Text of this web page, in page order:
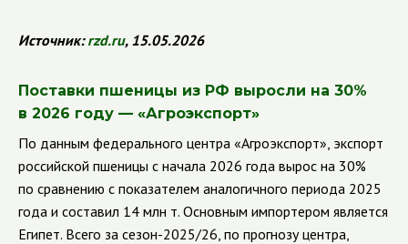
Источник:rzd.ru, 15.05.2026
Поставки пшеницы из РФ выросли на 30%
в 2026 году — «Агроэкспорт»
По данным федерального центра «Агроэкспорт», экспорт
российской пшеницы с начала 2026 года вырос на 30%
по сравнению с показателем аналогичного периода 2025
года и составил 14 млн т. Основным импортером является
Египет. Всего за сезон-2025/26, по прогнозу центра,